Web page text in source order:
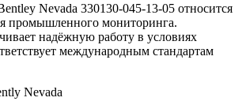
Nevada 330130-045-13-05 относится
промышленного мониторинга.
надёжную работу в условиях
международным стандартам
Nevada